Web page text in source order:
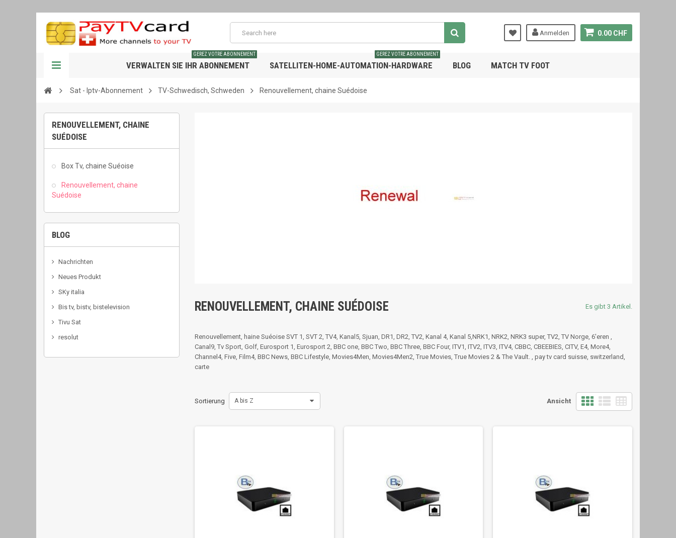
0.00 CHF
Anmelden
VERWALTEN SIE IHR ABONNEMENT
GEREZ VOTRE ABONNEMENT
SATELLITEN-HOME-AUTOMATION-HARDWARE
GEREZ VOTRE ABONNEMENT
BLOG MATCH TV FOOT
Sat - Iptv-Abonnement TV-Schwedisch, Schweden Renouvellement, chaine Suédoise
RENOUVELLEMENT, CHAINE
SUÉDOISE
Box Tv, chaine Suéoise
Renouvellement, chaine
Suédoise
BLOG
Nachrichten
Neues Produkt
SKy italia
Bis tv, bistv, bistelevision
Tivu Sat
resolut
RENOUVELLEMENT, CHAINE SUÉDOISE Es gibt 3 Artikel.
Renouvellement, haine Suéoise SVT 1, SVT 2, TV4, Kanal5, Sjuan, DR1, DR2, TV2, Kanal 4, Kanal 5,NRK1, NRK2, NRK3 super, TV2, TV Norge, 6'eren ,
Canal9, Tv Sport, Golf, Eurosport 1, Eurosport 2, BBC one, BBC Two, BBC Three, BBC Four, ITV1, ITV2, ITV3, ITV4, CBBC, CBEEBIES, CITV, E4, More4,
Channel4, Five, Film4, BBC News, BBC Lifestyle, Movies4Men, Movies4Men2, True Movies, True Movies 2 & The Vault. , pay tv card suisse, switzerland,
carte
Ansicht
Sortierung A bis Z